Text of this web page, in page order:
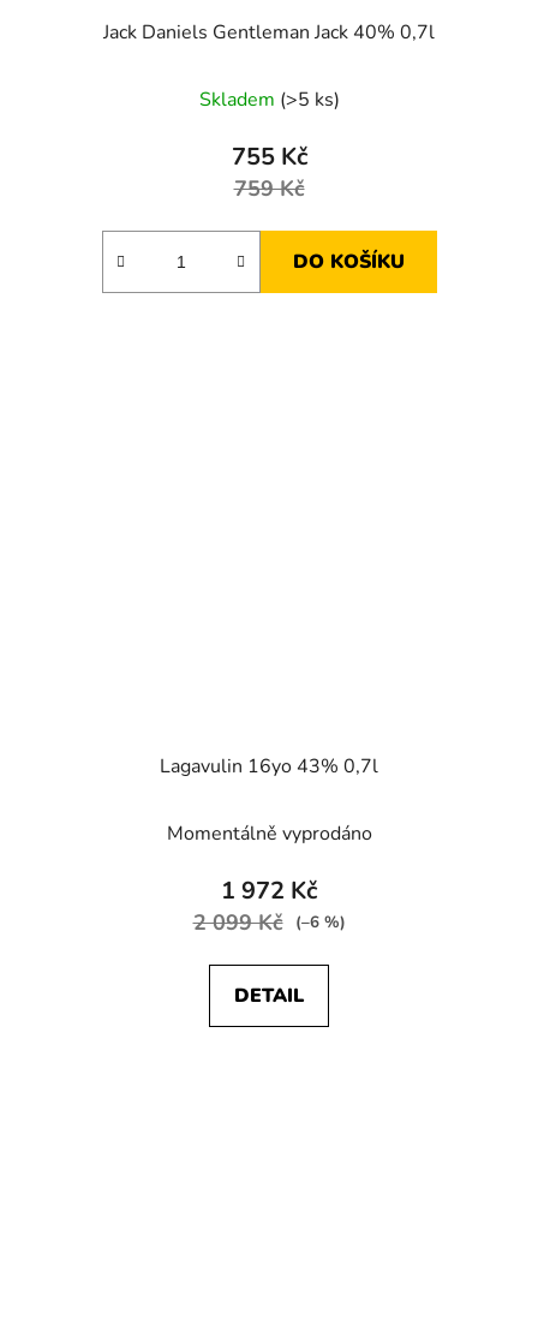
Jack Daniels Gentleman Jack 40% 0,7l
Skladem (>5 ks)
755 Kč
759 Kč
DO KOŠÍKU
Lagavulin 16yo 43% 0,7l
Momentálně vyprodáno
1 972 Kč
2 099 Kč (–6 %)
DETAIL